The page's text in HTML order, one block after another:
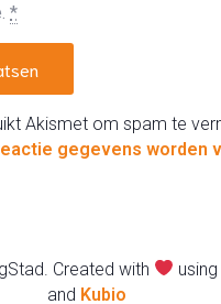
*
Akismet om spam te
gegevens worden
Created with
and Kubio